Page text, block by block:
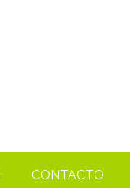
CONTACTO